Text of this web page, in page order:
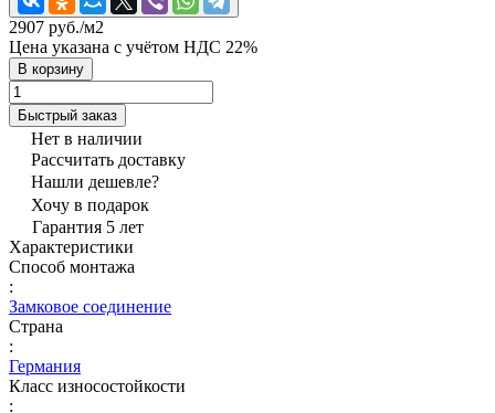
2907 руб./м2
Цена указана с учётом НДС 22%
В корзину
Быстрый заказ
Нет в наличии
Рассчитать доставку
Нашли дешевле?
Хочу в подарок
Гарантия 5 лет
Характеристики
Способ монтажа
:
Замковое соединение
Страна
:
Германия
Класс износостойкости
: